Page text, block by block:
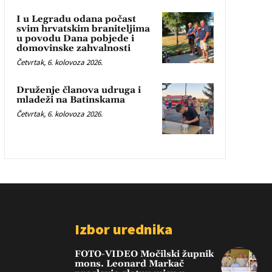
I u Legradu odana počast
svim hrvatskim braniteljima
u povodu Dana pobjede i
domovinske zahvalnosti
Četvrtak, 6. kolovoza 2026.
Druženje članova udruga i
mladeži na Batinskama
Četvrtak, 6. kolovoza 2026.
Izbor urednika
FOTO-VIDEO Močilski župnik
mons. Leonard Markač